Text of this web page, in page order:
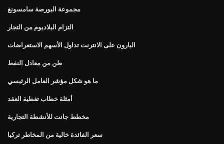
مجموعة البورصة سامسونغ
التزام البلاديوم من التجار
البارون على الانترنت تداول الأسهم الاستعراضات
طن من معادل النفط
ما هو شكل مؤشر العامل الرئيسي
أمثلة خطاب تغطية العقد
مخطط جانت للأنشطة التجارية
سعر الفائدة خالية من المخاطر تركيا